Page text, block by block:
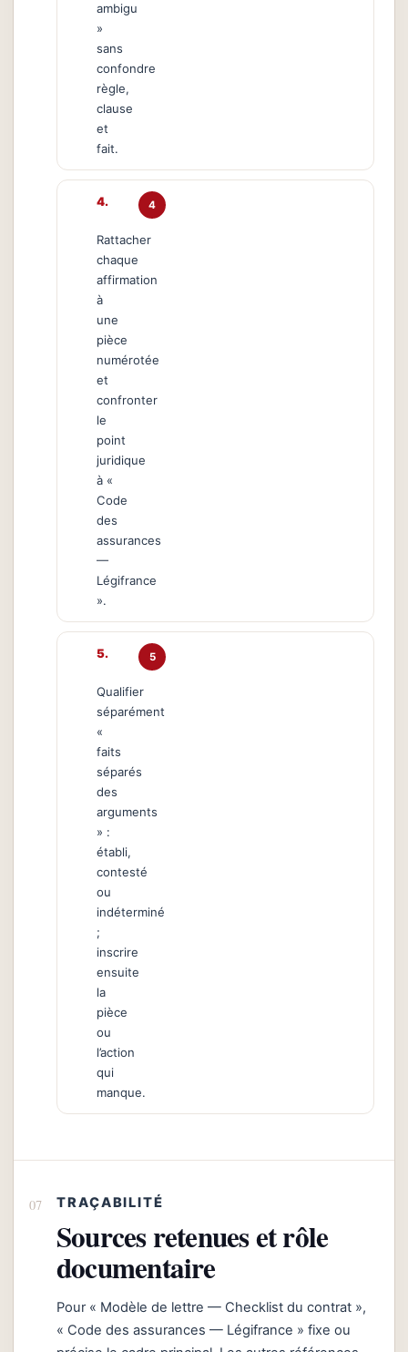
ambigu
»
sans
confondre
règle,
clause
et
fait.
4
Rattacher
chaque
affirmation
à
une
pièce
numérotée
et
confronter
le
point
juridique
à «
Code
des
assurances
—
Légifrance
».
5
Qualifier
séparément
«
faits
séparés
des
arguments
» :
établi,
contesté
ou
indéterminé
;
inscrire
ensuite
la
pièce
ou
l’action
qui
manque.
TRAÇABILITÉ
Sources retenues et rôle
documentaire
Pour « Modèle de lettre — Checklist du contrat »,
« Code des assurances — Légifrance » fixe ou